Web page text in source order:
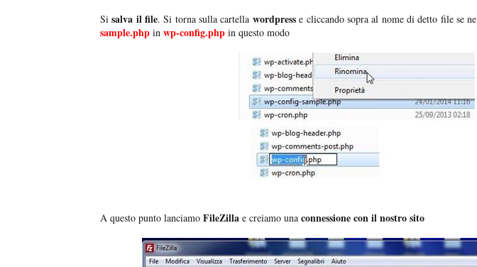
Sisalva il file. Si torna sulla cartella wordpresse cliccando sopra al nome di detto file se ne
sample.php in wp-config.php in questo modo
A questo punto lanciamo FileZilla e creiamo una connessione con il nostro sito